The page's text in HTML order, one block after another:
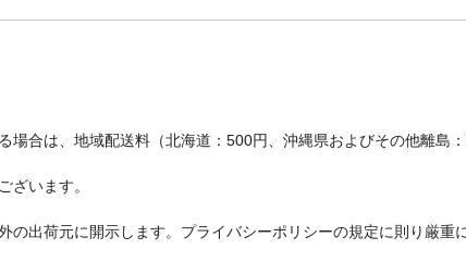
合は、地域配送料（北海道：500円、沖縄県およびその他離島
ざいます。
出荷元に開示します。プライバシーポリシーの規定に則り厳重